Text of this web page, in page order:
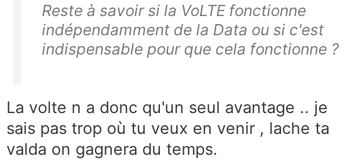
Reste à savoir si la VoLTE fonctionne
indépendamment de la Data ou si c'est
indispensable pour que cela fonctionne ?
La volte n a donc qu'un seul avantage .. je
sais pas trop où tu veux en venir , lache ta
valda on gagnera du temps.